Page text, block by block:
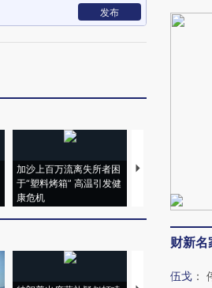
发布
加沙上百万流离失所者困
于“塑料烤箱” 高温引发健
康危机
视线｜HYROX的
心“花钱找虐”？
财新名
伍戈 ：